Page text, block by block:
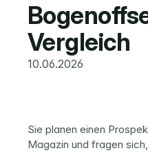
Vergleich
10.06.2026
Sie planen einen
Magazin und fragen